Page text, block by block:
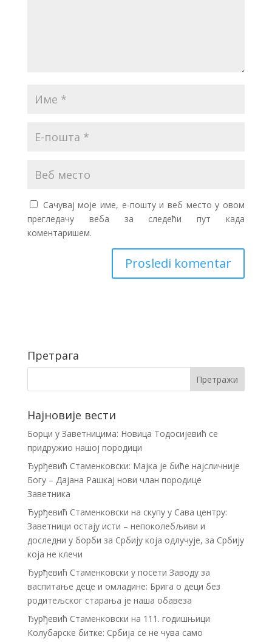
Сачувај моје име, е-пошту и веб место у овом
прегледачу веба за следећи пут када
коментаришем.
Претрага
Најновије вести
Борци у Заветницима: Новица Тодосијевић се
придружио нашој породици
Ђурђевић Стаменковски: Мајка је биће најсличније
Богу – Дајана Рашкај нови члан породице
Заветника
Ђурђевић Стаменковски на скупу у Сава центру:
Заветници остају исти – непоколебљиви и
доследни у борби за Србију која одлучује, за Србију
која не клечи
Ђурђевић Стаменковски у посети Заводу за
васпитање деце и омладине: Брига о деци без
родитељског старања је наша обавеза
Ђурђевић Стаменковски на 111. годишњици
Колубарске битке: Србија се не чува само